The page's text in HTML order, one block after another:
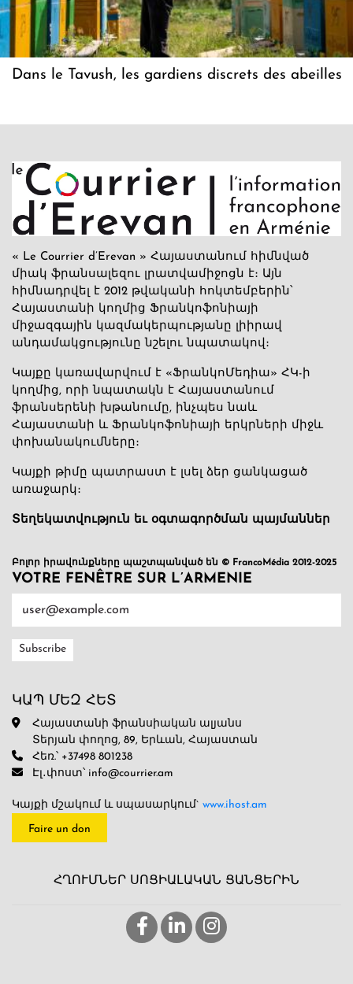
Dans le Tavush, les gardiens discrets des abeilles
« Le Courrier d’Erevan » Հայաստանում հիմնված
միակ ֆրանսալեզու լրատվամիջոցն է։ Այն
հիմնադրվել է 2012 թվականի հոկտեմբերին՝
Հայաստանի կողմից Ֆրանկոֆոնիայի
միջազգային կազմակերպությանը լիիրավ
անդամակցությունը նշելու նպատակով։
Կայքը կառավարվում է «ՖրանկոՄեդիա» ՀԿ-ի
կողմից, որի նպատակն է Հայաստանում
ֆրանսերենի խթանումը, ինչպես նաև
Հայաստանի և Ֆրանկոֆոնիայի երկրների միջև
փոխանակումները։
Կայքի թիմը պատրաստ է լսել ձեր ցանկացած
առաջարկ։
Տեղեկատվություն եւ օգտագործման պայմաններ
Բոլոր իրավունքները պաշտպանված են © FrancoMédia 2012-2025
VOTRE FENÊTRE SUR L’ARMENIE
ԿԱՊ ՄԵԶ ՀԵՏ
Հայաստանի ֆրանսիական ալյանս
Տերյան փողոց, 89, Երևան, Հայաստան
Հեռ.՝ +37498 801238
Էլ․փոստ՝ info@courrier.am
Կայքի մշակում և սպասարկում` www.ihost.am
Faire un don
ՀՂՈՒՄՆԵՐ ՍՈՑԻԱԼԱԿԱՆ ՑԱՆՑԵՐԻՆ